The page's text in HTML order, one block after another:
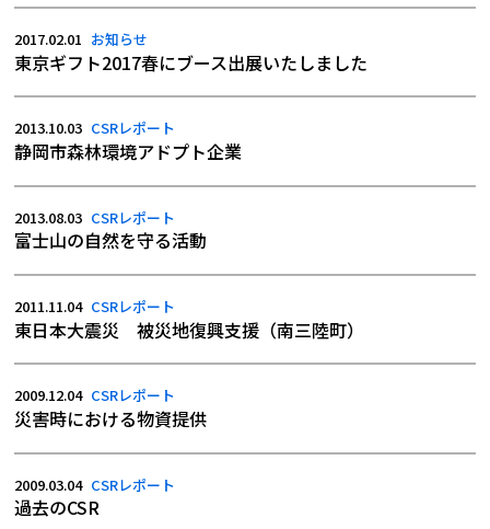
2017.02.01 お知らせ
東京ギフト2017春にブース出展いたしました
2013.10.03 CSRレポート
静岡市森林環境アドプト企業
2013.08.03 CSRレポート
富士山の自然を守る活動
2011.11.04 CSRレポート
東日本大震災 被災地復興支援（南三陸町）
2009.12.04 CSRレポート
災害時における物資提供
2009.03.04 CSRレポート
過去のCSR